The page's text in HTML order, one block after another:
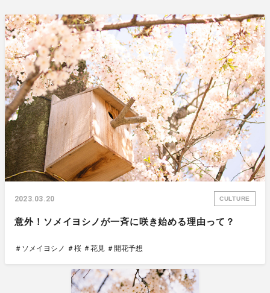
2023.03.20 CULTURE
意外！ソメイヨシノが一斉に咲き始める理由って？
＃ソメイヨシノ ＃桜 ＃花見 ＃開花予想